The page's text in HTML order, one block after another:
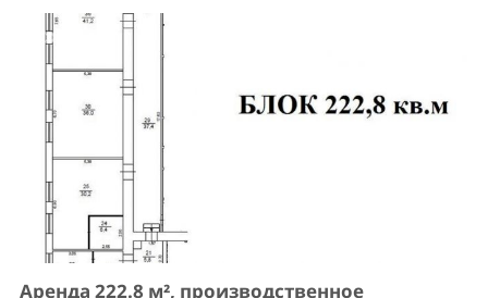
Аренда 222.8 м², производственное